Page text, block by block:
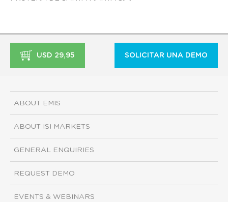
USD 29,95 SOLICITAR UNA DEMO
ABOUT EMIS
ABOUT ISI MARKETS
GENERAL ENQUIRIES
REQUEST DEMO
EVENTS & WEBINARS